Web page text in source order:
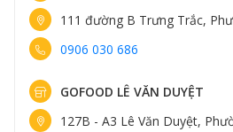
413 Thụy Khuê, Phường Tây
0898 583 838
GOFOOD TRUNG KÍNH
161 Trung Kính, Phường Yên